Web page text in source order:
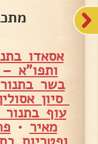
אסאדו
ותפו"א –
בשר
סיון
עוף
מאיר •